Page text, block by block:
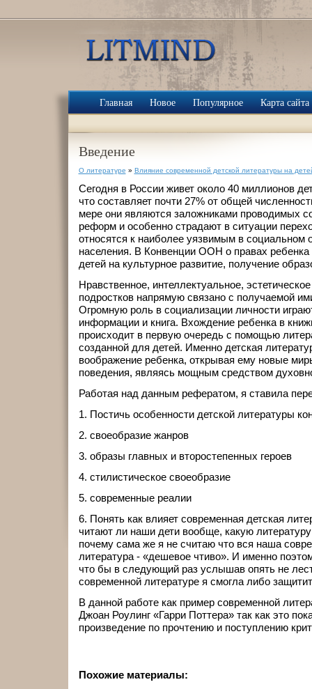
Главная Новое Популярное Карта сайта
Введение
О литературе » Влияние современной детской литературы на
Сегодня в России живет около 40 миллионов
что составляет почти 27% от общей
мере они являются заложниками проводимых
реформ и особенно страдают в ситуации
относятся к наиболее уязвимым в социальном
населения. В Конвенции ООН о правах ребенка
детей на культурное развитие, получение
Нравственное, интеллектуальное,
подростков напрямую связано с получаемой
Огромную роль в социализации личности
информации и книга. Вхождение ребенка в
происходит в первую очередь с помощью
созданной для детей. Именно детская
воображение ребенка, открывая ему новые
поведения, являясь мощным средством
Работая над данным рефератом, я ставила
1. Постичь особенности детской литературы
2. своеобразие жанров
3. образы главных и второстепенных героев
4. стилистическое своеобразие
5. современные реалии
6. Понять как влияет современная детская
читают ли наши дети вообще, какую
почему сама же я не считаю что вся наша
литература - «дешевое чтиво». И именно
что бы в следующий раз услышав опять не
современной литературе я смогла либо
В данной работе как пример современной
Джоан Роулинг «Гарри Поттера» так как это
произведение по прочтению и поступлению
Похожие материалы: